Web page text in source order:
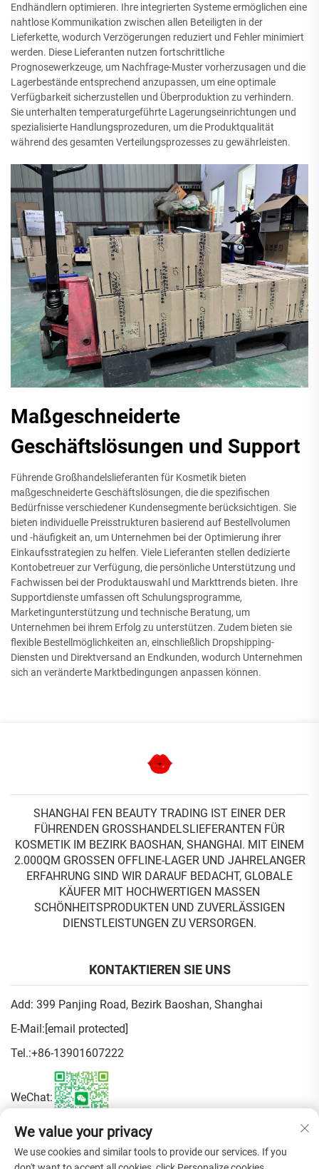
Endhändlern optimieren. Ihre integrierten Systeme ermöglichen eine
nahtlose Kommunikation zwischen allen Beteiligten in der
Lieferkette, wodurch Verzögerungen reduziert und Fehler minimiert
werden. Diese Lieferanten nutzen fortschrittliche
Prognosewerkzeuge, um Nachfrage-Muster vorherzusagen und die
Lagerbestände entsprechend anzupassen, um eine optimale
Verfügbarkeit sicherzustellen und Überproduktion zu verhindern.
Sie unterhalten temperaturgeführte Lagerungseinrichtungen und
spezialisierte Handlungsprozeduren, um die Produktqualität
während des gesamten Verteilungsprozesses zu gewährleisten.
Maßgeschneiderte
Geschäftslösungen und Support
Führende Großhandelslieferanten für Kosmetik bieten
maßgeschneiderte Geschäftslösungen, die die spezifischen
Bedürfnisse verschiedener Kundensegmente berücksichtigen. Sie
bieten individuelle Preisstrukturen basierend auf Bestellvolumen
und -häufigkeit an, um Unternehmen bei der Optimierung ihrer
Einkaufsstrategien zu helfen. Viele Lieferanten stellen dedizierte
Kontobetreuer zur Verfügung, die persönliche Unterstützung und
Fachwissen bei der Produktauswahl und Markttrends bieten. Ihre
Supportdienste umfassen oft Schulungsprogramme,
Marketingunterstützung und technische Beratung, um
Unternehmen bei ihrem Erfolg zu unterstützen. Zudem bieten sie
flexible Bestellmöglichkeiten an, einschließlich Dropshipping-
Diensten und Direktversand an Endkunden, wodurch Unternehmen
sich an veränderte Marktbedingungen anpassen können.
SHANGHAI FEN BEAUTY TRADING IST EINER DER
FÜHRENDEN GROSSHANDELSLIEFERANTEN FÜR K
OSMETIK IM BEZIRK BAOSHAN, SHANGHAI. MIT EINEM 2
.000QM GROSSEN OFFLINE-LAGER UND JAHRELANGER ER
FAHRUNG SIND WIR DARAUF BEDACHT, GLOBALE KÄ
UFER MIT HOCHWERTIGEN MASSEN SC
HÖNHEITSPRODUKTEN UND ZUVERLÄSSIGEN DI
ENSTLEISTUNGEN ZU VERSORGEN.
KONTAKTIEREN SIE UNS
Add: 399 Panjing Road, Bezirk Baoshan, Shanghai
E-Mail: [email protected]
Tel.:+86-13901607222
WeChat:
Datenschutzrichtlinie
We value your privacy
We use cookies and similar tools to provide our services. If you